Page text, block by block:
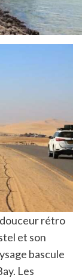
rétro
et son
bascule
Les